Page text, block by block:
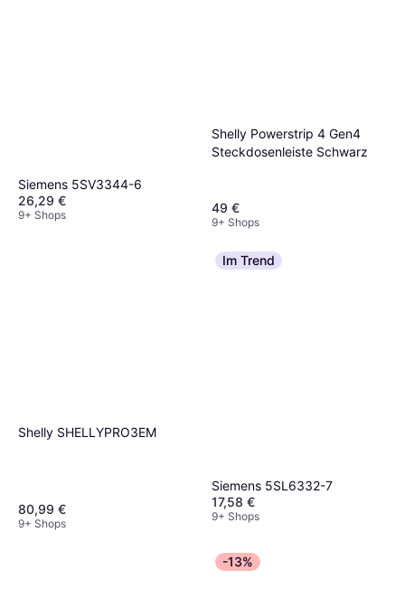
Siemens 5SV3344-6
26,29 €
9+ Shops
Shelly Powerstrip 4 Gen4
Steckdosenleiste Schwarz
49 €
9+ Shops
Shelly SHELLYPRO3EM
80,99 €
9+ Shops
Im Trend
Siemens 5SL6332-7
17,58 €
9+ Shops
-13%